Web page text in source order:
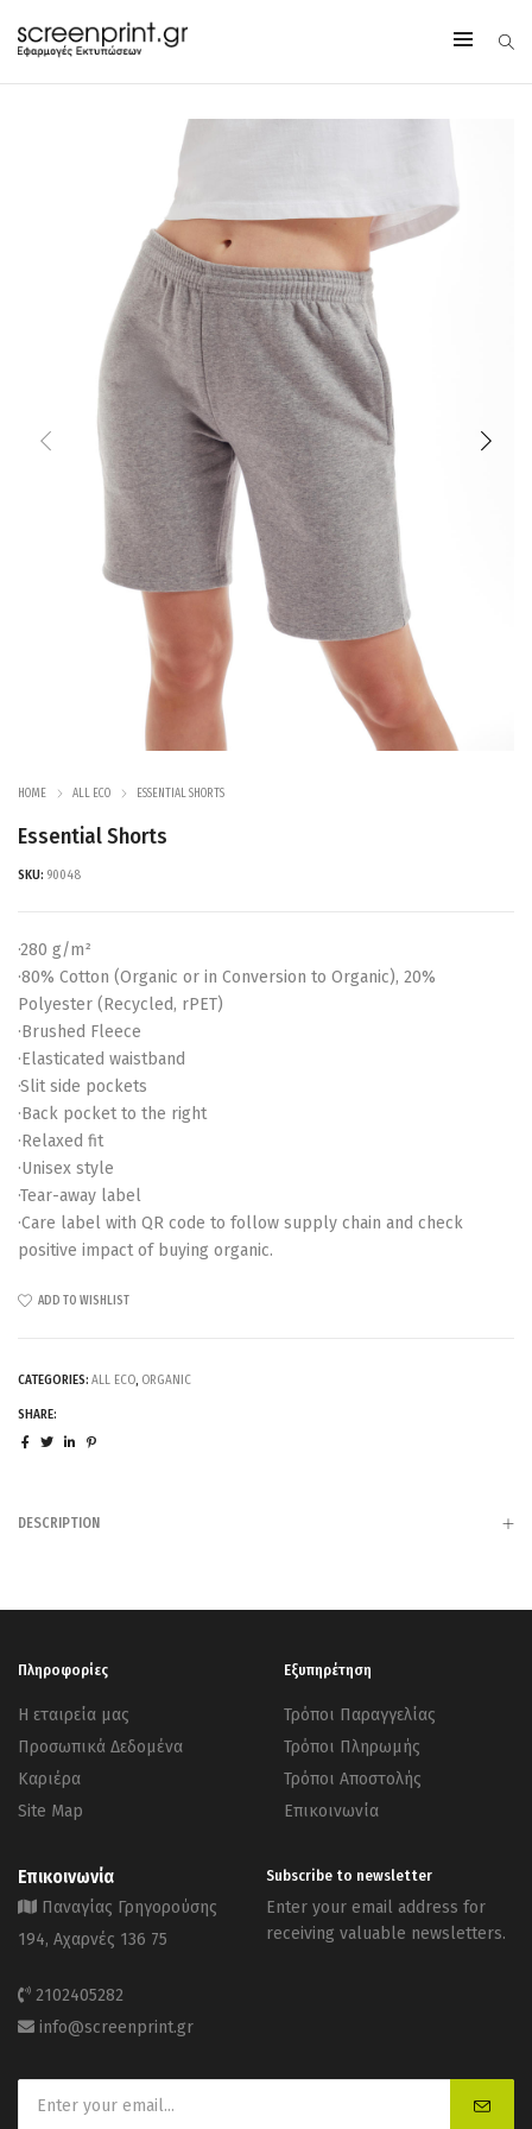
HOME ALL ECO ESSENTIAL SHORTS
Essential Shorts
SKU: 90048
·280 g/m²
·80% Cotton (Organic or in Conversion to Organic), 20%
Polyester (Recycled, rPET)
·Brushed Fleece
·Elasticated waistband
·Slit side pockets
·Back pocket to the right
·Relaxed fit
·Unisex style
·Tear-away label
·Care label with QR code to follow supply chain and check
positive impact of buying organic.
ADD TO WISHLIST
CATEGORIES: ALL ECO, ORGANIC
SHARE:
DESCRIPTION
Πληροφορίες
Η εταιρεία μας
Προσωπικά Δεδομένα
Καριέρα
Site Map
Εξυπηρέτηση
Τρόποι Παραγγελίας
Τρόποι Πληρωμής
Τρόποι Αποστολής
Επικοινωνία
Επικοινωνία
Παναγίας Γρηγορούσης
194, Αχαρνές 136 75
2102405282
info@screenprint.gr
Subscribe to newsletter
Enter your email address for
receiving valuable newsletters.